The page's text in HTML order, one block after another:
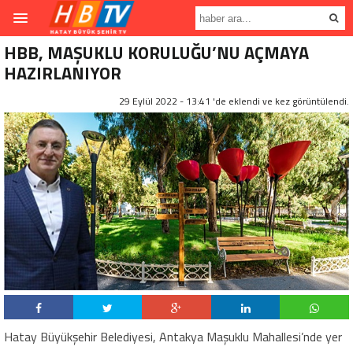
HBB, MAŞUKLU KORULUĞU’NU AÇMAYA
HAZIRLANIYOR
29 Eylül 2022 - 13:41 'de eklendi ve kez görüntülendi.
Hatay Büyükşehir Belediyesi, Antakya Maşuklu Mahallesi’nde yer